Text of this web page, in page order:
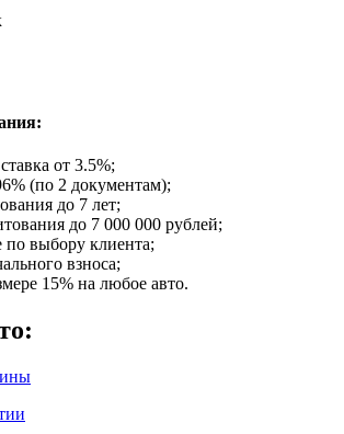
от 3.5%;
(по 2 документам);
до 7 лет;
до 7 000 000 рублей;
по выбору клиента;
взноса;
15% на любое авто.